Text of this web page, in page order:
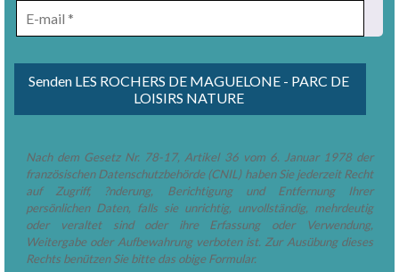
Nach dem Gesetz Nr. 78-17, Artikel 36 vom 6. Januar 1978 der
französischen Datenschutzbehörde (CNIL) haben Sie jederzeit Recht
auf Zugriff, ?nderung, Berichtigung und Entfernung Ihrer
persönlichen Daten, falls sie unrichtig, unvollständig, mehrdeutig
oder veraltet sind oder ihre Erfassung oder Verwendung,
Weitergabe oder Aufbewahrung verboten ist. Zur Ausübung dieses
Rechts benützen Sie bitte das obige Formular.